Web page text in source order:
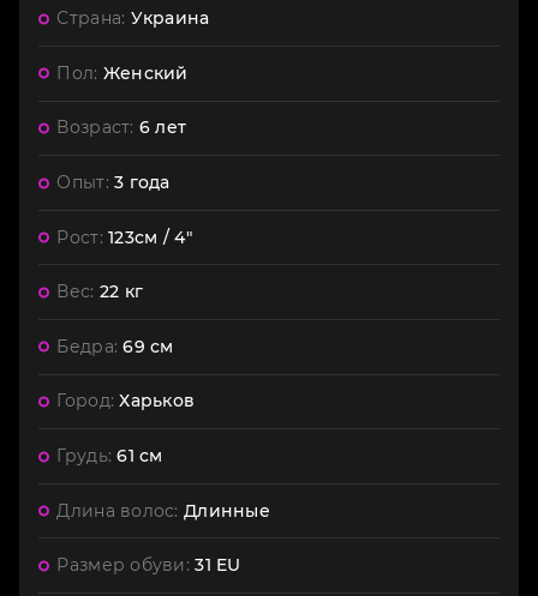
Страна: Украина
Пол: Женский
Возраст: 6 лет
Опыт:3 года
Рост:123см / 4"
Вес: 22 кг
Бедра:69 см
Город:Харьков
Грудь:61 см
Длина волос:Длинные
Размер обуви:31 EU